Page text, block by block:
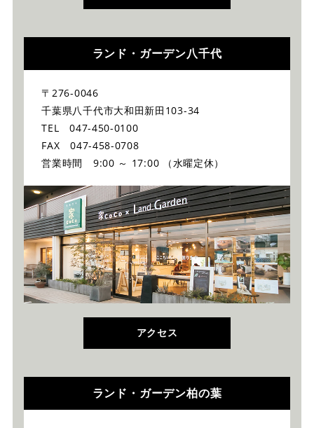
ランド・ガーデン八千代
〒276-0046
千葉県八千代市大和田新田103-34
TEL 047-450-0100
FAX 047-458-0708
営業時間 9:00 ～ 17:00 （水曜定休）
アクセス
ランド・ガーデン柏の葉